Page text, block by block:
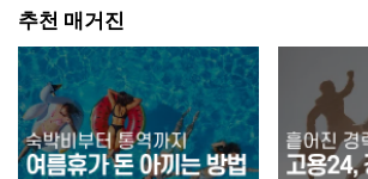
랍니다. 하자여부는 실제 현장 점검 결과에 따
용을 구체적으로 기재해 향후 보수 책임의 근
거로 삼을 수 있도록 하는 것이 좋습니다. 마
지막으로 발주처와 시공사 양측의 서명은 실
제 현장 검수에 참여한 담당자가 직접 하도록
하여, 이 확인서가 형식적 서류가 아니라 실질
측면에서도 함께 검토
💡 작성 팁
개선 계획서는 현황과 문제점을 최대한 구체
적인 수치로 제시하는 것이 설득력의 핵심
입
니다. "노후화되었다", "느리다"처럼 막연한
표현 대신 실제 사용연수, 장애 발생 빈도, 소
보를 전달할 수 있도록 디자인되었습니다. 내
지는 깔끔한 그레이 톤으로 정리되어 있어 복
잡한 내용도 가독성 있게 담을 수 있으며, 아
웃도어 광고 마케팅 제안서부터 미디어 매체
소개서, 광고 캠페인 기획안, 브랜드 마케팅
전략서까지 다양한 문서를 보기 쉽게 제작할
케팅 대행 제안서 등으로 다양하게 활용할 수
있습니다.
▪️ 다이어그램 페이지를 활용하면 캠페인 진행
프로세스, 매체 집행 일정, 성과 지표 등을 한
눈에 보기 쉽게 정리할 수 있습니다.
▪️ 문구와 이미지 교체만으로 옥외광고 매체 제
안서, 브랜드 마케팅 전략서, 광고 실적 보고
자료 등 다양한 주제로 응용 가능합니다.
▪️ 블랙&라임그린의 강렬한 컬러 대비 덕분에
발표 자료를 만들 때 감각적이고 임팩트 있는
추천 매거진